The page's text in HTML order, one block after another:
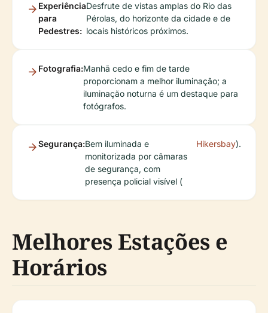
Experiência
para
Pedestres:
Desfrute de vistas amplas do Rio das
Pérolas, do horizonte da cidade e de
locais históricos próximos.
Fotografia:Manhã cedo e fim de tarde
proporcionam a melhor iluminação; a
iluminação noturna é um destaque para
fotógrafos.
Segurança:Bem iluminada e
monitorizada por câmaras
de segurança, com
presença policial visível (
Hikersbay).
Melhores Estações e
Horários